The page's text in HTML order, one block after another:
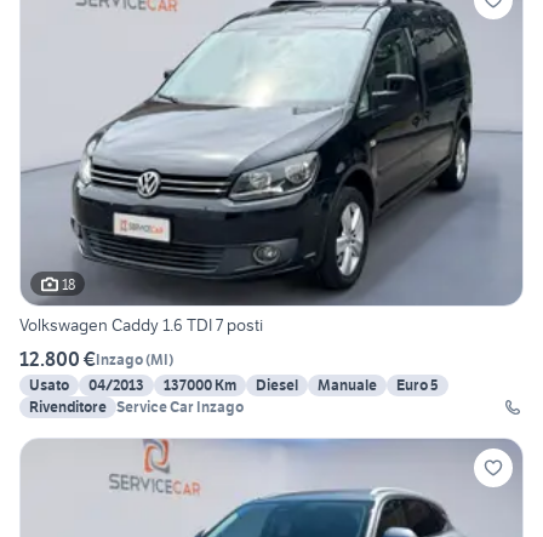
18
Volkswagen Caddy 1.6 TDI 7 posti
12.800 €Inzago(MI)
Usato
04/2013 137000 Km Diesel Manuale
Euro 5
Rivenditore Service Car Inzago